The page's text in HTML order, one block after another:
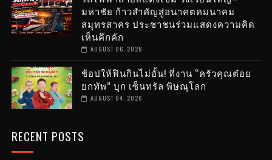
มหาชัย ก้าวสำคัญสู่อนาคตคมนาคม
สมุทรสาคร ประชาชนร่วมแสดงความคิด
เห็นคึกคัก
AUGUST 06, 2026
ช้อปให้ฟินกินไม่อั้น! ที่งาน “ครัวคุณต๋อย
ยกทัพ” บุก เซ็นทรัล พิษณุโลก
AUGUST 04, 2026
RECENT POSTS